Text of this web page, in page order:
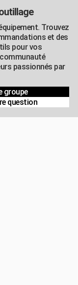
Trouvez
et des
pour vos
passionnés par
groupe
question